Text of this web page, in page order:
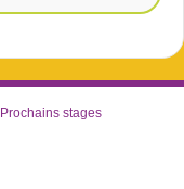
Prochains stages